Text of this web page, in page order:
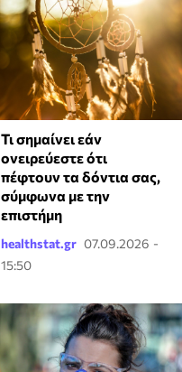
Τι σημαίνει εάν
ονειρεύεστε ότι
πέφτουν τα δόντια σας,
σύμφωνα με την
επιστήμη
healthstat.gr 07.09.2026 -
15:50